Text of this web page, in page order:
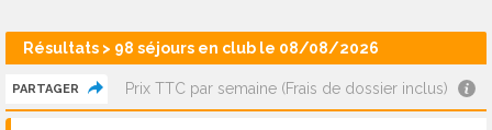
Résultats > 98 séjours en club le 08/08/2026
PARTAGER Prix TTC par semaine (Frais de dossier inclus)